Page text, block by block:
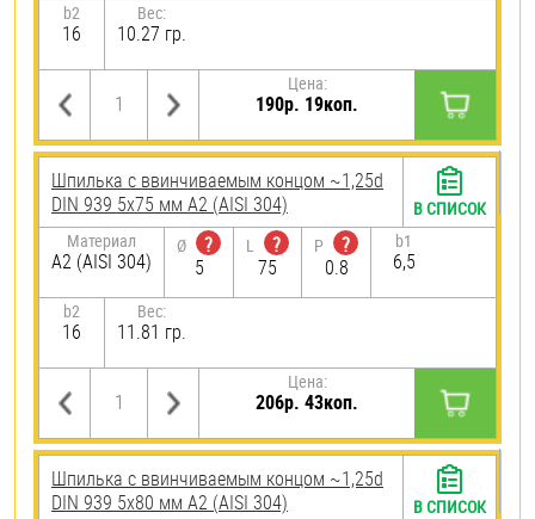
b2
16
Вес:
10.27 гр.
Цена:
190р. 19коп.
Шпилька c ввинчиваемым концом ~1,25d
DIN 939 5х75 мм А2 (AISI 304)
Материал
А2 (AISI 304)
Ø
?
5
L
?
75
P
?
0.8
b1
6,5
b2
16
Вес:
11.81 гр.
Цена:
206р. 43коп.
В СПИСОК
Шпилька c ввинчиваемым концом ~1,25d
DIN 939 5х80 мм А2 (AISI 304)
В СПИСОК